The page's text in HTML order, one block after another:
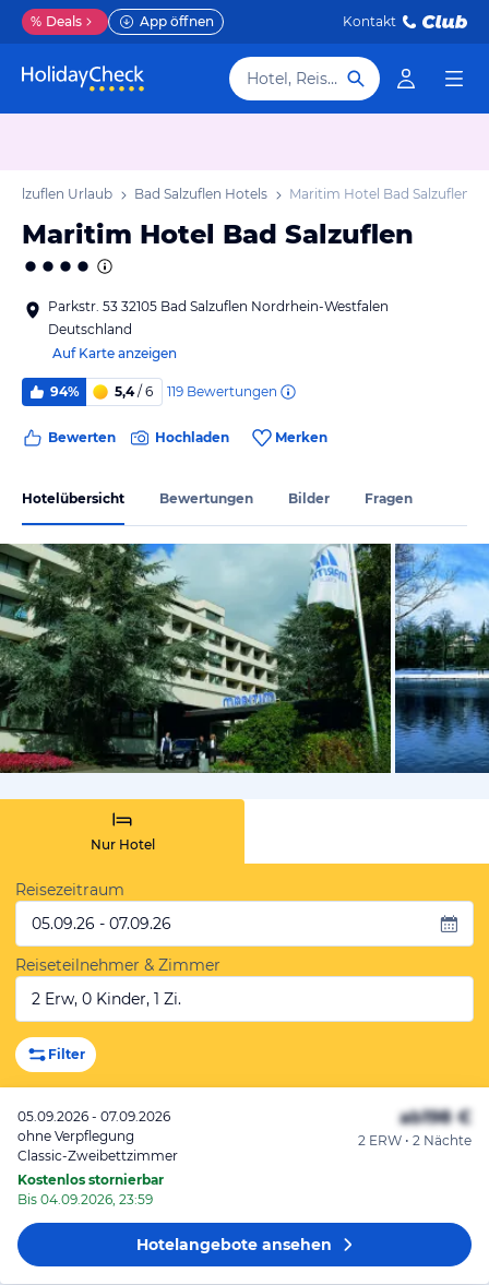
% Deals App öffnen Kontakt
Hotel, Reiseziel
Salzuflen Urlaub Bad Salzuflen Hotels Maritim Hotel Bad Salzuflen
Maritim Hotel Bad Salzuflen
Parkstr. 53 32105 Bad Salzuflen Nordrhein-Westfalen
Deutschland
Auf Karte anzeigen
94% 5,4/ 6 119 Bewertungen
Bewerten Hochladen Merken
Hotelübersicht Bewertungen Bilder Fragen
vom
Nur Hotel
Reisezeitraum
05.09.26 - 07.09.26
Reiseteilnehmer & Zimmer
2 Erw, 0 Kinder, 1 Zi.
Filter
05.09.2026 - 07.09.2026
ohne Verpflegung
Classic-Zweibettzimmer
Kostenlos stornierbar
Bis 04.09.2026, 23:59
ab198 €
2 ERW • 2 Nächte
Hotelangeboteansehen